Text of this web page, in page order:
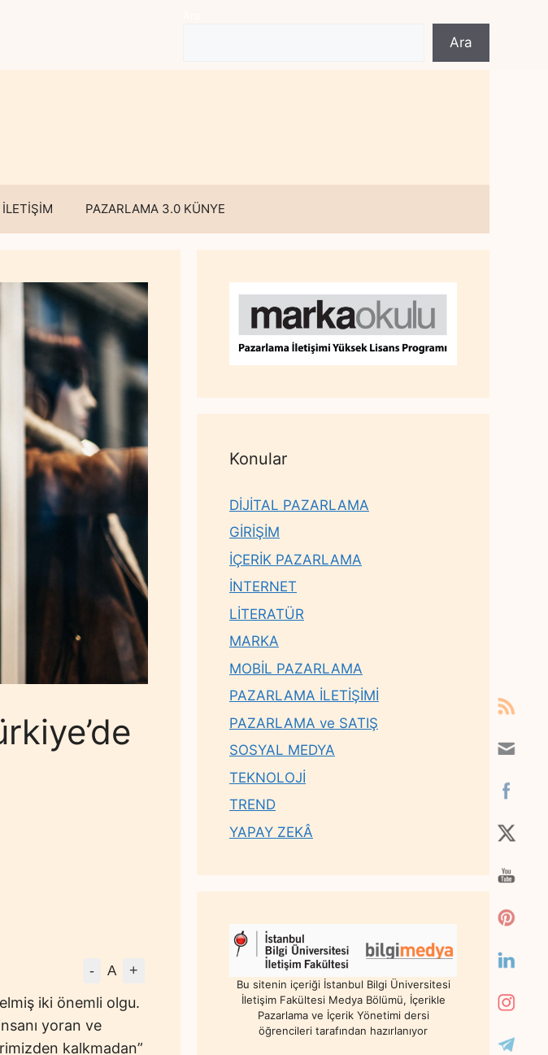
Ara
İLETİŞİM PAZARLAMA 3.0 KÜNYE
- A +
iki önemli olgu.
yoran ve
kalkmadan”
Konular
DİJİTAL PAZARLAMA
GİRİŞİM
İÇERİK PAZARLAMA
İNTERNET
LİTERATÜR
MARKA
MOBİL PAZARLAMA
PAZARLAMA İLETİŞİMİ
PAZARLAMA ve SATIŞ
SOSYAL MEDYA
TEKNOLOJİ
TREND
YAPAY ZEKÂ
Bu sitenin içeriği İstanbul Bilgi Üniversitesi
İletişim Fakültesi Medya Bölümü, İçerikle
Pazarlama ve İçerik Yönetimi dersi
öğrencileri tarafından hazırlanıyor